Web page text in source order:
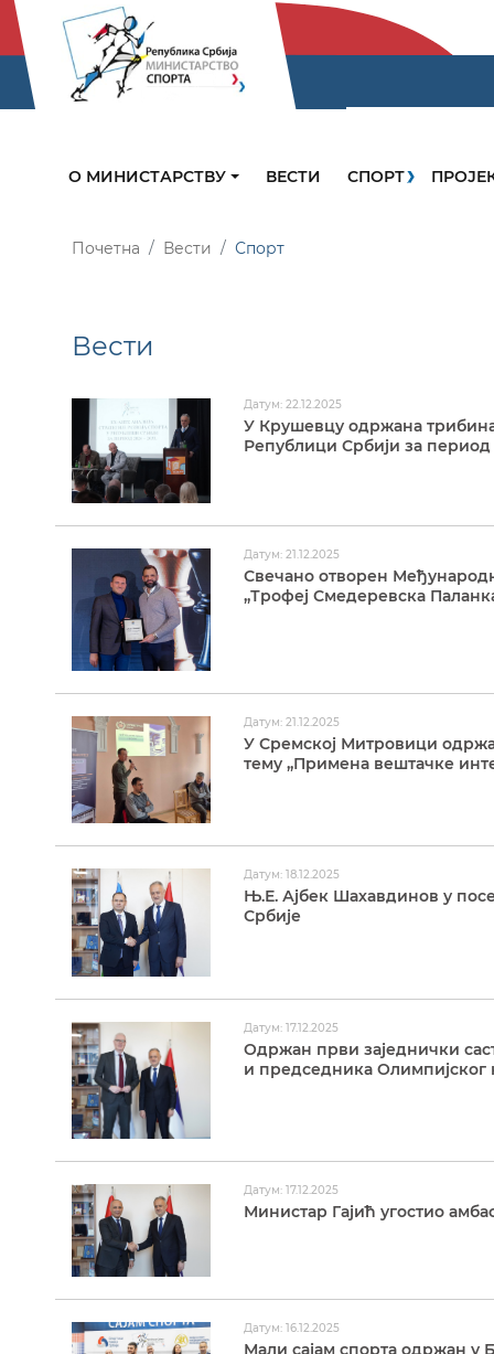
О МИНИСТАРСТВУ ВЕСТИ СПОРТ
Почетна Вести Спорт
Вести
Датум: 22.12.2025
У Крушевцу одржана трибина
Републици Србији за период
Датум: 21.12.2025
Свечано отворен
„Трофеј Смедеревска
Датум: 21.12.2025
У Сремској Митровици
тему „Примена вештачке
Датум: 18.12.2025
Њ.Е. Ајбек Шахавдинов у
Србије
Датум: 17.12.2025
Одржан први заједнички
и председника Олимпијског
Датум: 17.12.2025
Министар Гајић угостио
Датум: 16.12.2025
Мали сајам спорта одржан у